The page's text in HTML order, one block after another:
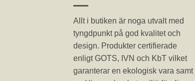
Allt i butiken är noga utvalt med
tyngdpunkt på god kvalitet och
design. Produkter certifierade
enligt GOTS, IVN och KbT vilket
garanterar en ekologisk vara samt